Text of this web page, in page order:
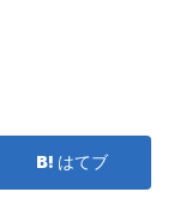
はてブ